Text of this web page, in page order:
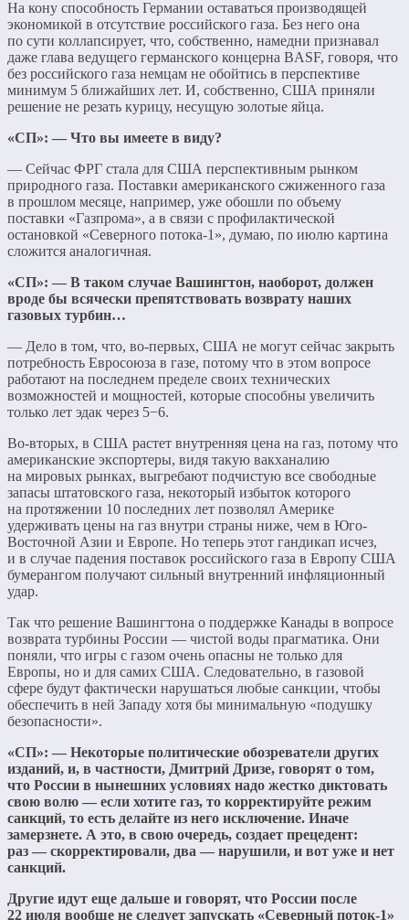
На кону способность Германии оставаться производящей
экономикой в отсутствие российского газа. Без него она
по сути коллапсирует, что, собственно, намедни признавал
даже глава ведущего германского концерна BASF, говоря, что
без российского газа немцам не обойтись в перспективе
минимум 5 ближайших лет. И, собственно, США приняли
решение не резать курицу, несущую золотые яйца.
«СП»: — Что вы имеете в виду?
— Сейчас ФРГ стала для США перспективным рынком
природного газа. Поставки американского сжиженного газа
в прошлом месяце, например, уже обошли по объему
поставки «Газпрома», а в связи с профилактической
остановкой «Северного потока-1», думаю, по июлю картина
сложится аналогичная.
«СП»: — В таком случае Вашингтон, наоборот, должен
вроде бы всячески препятствовать возврату наших
газовых турбин…
— Дело в том, что, во-первых, США не могут сейчас закрыть
потребность Евросоюза в газе, потому что в этом вопросе
работают на последнем пределе своих технических
возможностей и мощностей, которые способны увеличить
только лет эдак через 5−6.
Во-вторых, в США растет внутренняя цена на газ, потому что
американские экспортеры, видя такую вакханалию
на мировых рынках, выгребают подчистую все свободные
запасы штатовского газа, некоторый избыток которого
на протяжении 10 последних лет позволял Америке
удерживать цены на газ внутри страны ниже, чем в Юго-
Восточной Азии и Европе. Но теперь этот гандикап исчез,
и в случае падения поставок российского газа в Европу США
бумерангом получают сильный внутренний инфляционный
удар.
Так что решение Вашингтона о поддержке Канады в вопросе
возврата турбины России — чистой воды прагматика. Они
поняли, что игры с газом очень опасны не только для
Европы, но и для самих США. Следовательно, в газовой
сфере будут фактически нарушаться любые санкции, чтобы
обеспечить в ней Западу хотя бы минимальную «подушку
безопасности».
«СП»: — Некоторые политические обозреватели других
изданий, и, в частности, Дмитрий Дризе, говорят о том,
что России в нынешних условиях надо жестко диктовать
свою волю — если хотите газ, то корректируйте режим
санкций, то есть делайте из него исключение. Иначе
замерзнете. А это, в свою очередь, создает прецедент:
раз — скорректировали, два — нарушили, и вот уже и нет
санкций.
Другие идут еще дальше и говорят, что России после
22 июля вообще не следует запускать «Северный поток-1»